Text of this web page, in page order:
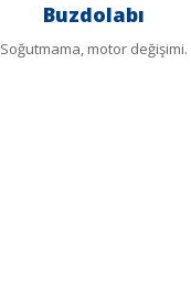
Buzdolabı
Soğutmama, motor değişimi.